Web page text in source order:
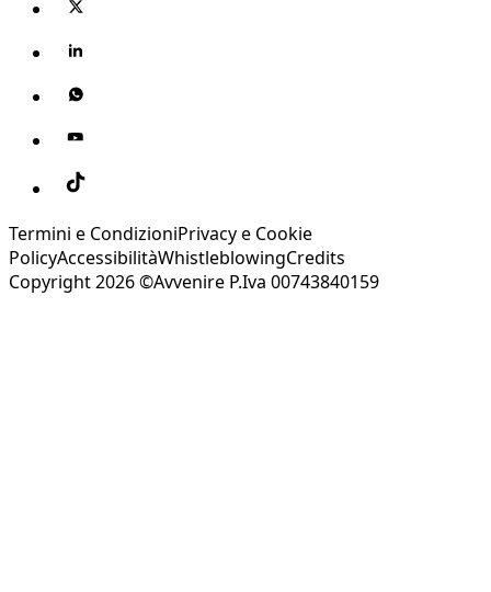
Termini e CondizioniPrivacy e Cookie
PolicyAccessibilitàWhistleblowingCredits
Copyright 2026 ©Avvenire P.Iva 00743840159